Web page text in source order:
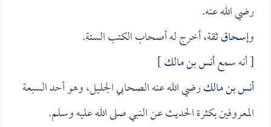
رضي الله عنه.
وإسحاقثقة، أخرج له أصحاب الكتب الستة.
[ أنه سمعأنس بن مالك]
أنس بن مالكرضي الله عنه الصحابي الجليل، وهو أحد السبعة
المعروفين بكثرة الحديث عن النبي صلى الله عليه وسلم.